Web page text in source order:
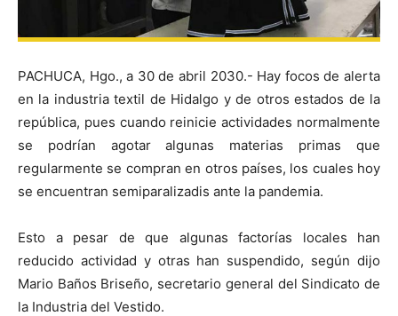
PACHUCA, Hgo., a 30 de abril 2030.- Hay focos de alerta
en la industria textil de Hidalgo y de otros estados de la
república, pues cuando reinicie actividades normalmente
se podrían agotar algunas materias primas que
regularmente se compran en otros países, los cuales hoy
se encuentran semiparalizadis ante la pandemia.
Esto a pesar de que algunas factorías locales han
reducido actividad y otras han suspendido, según dijo
Mario Baños Briseño, secretario general del Sindicato de
la Industria del Vestido.